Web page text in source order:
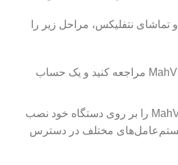
برای استفاده از MahVPN و تماشای نتفلیکس، مراحل زیر را
: به وب‌سایت MahVPN مراجعه کنید و یک حساب
: برنامه MahVPN را بر روی دستگاه خود نصب
مختلف در دسترس